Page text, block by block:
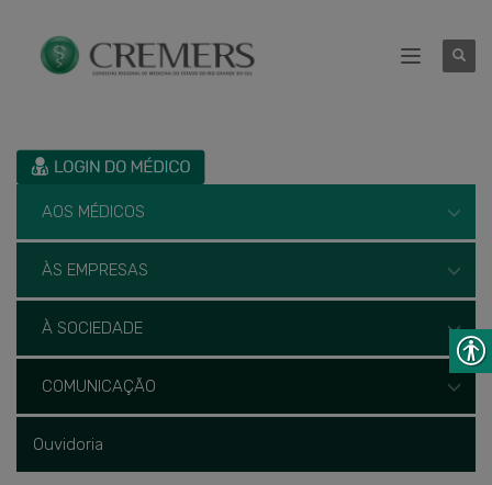
AOS MÉDICOS
ÀS EMPRESAS
À SOCIEDADE
COMUNICAÇÃO
Ouvidoria